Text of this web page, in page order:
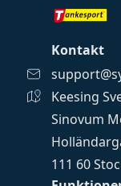
Kontakt
Keesing
Sinovum
111 60